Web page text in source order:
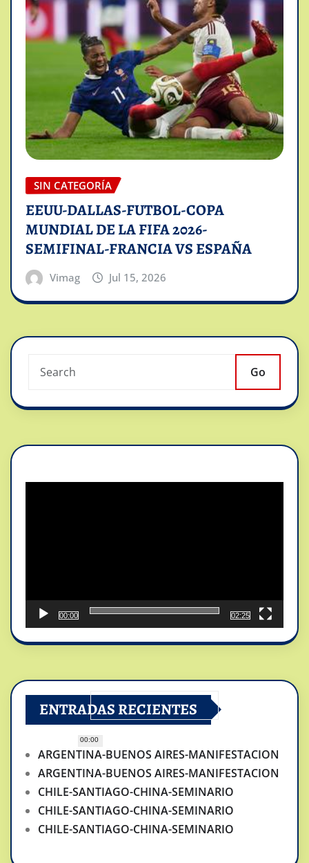
SIN CATEGORÍA
EEUU-DALLAS-FUTBOL-COPA
MUNDIAL DE LA FIFA 2026-
SEMIFINAL-FRANCIA VS ESPAÑA
Vimag Jul 15, 2026
Go
00:00
00:00
02:25
ENTRADAS RECIENTES
ARGENTINA-BUENOS AIRES-MANIFESTACION
ARGENTINA-BUENOS AIRES-MANIFESTACION
CHILE-SANTIAGO-CHINA-SEMINARIO
CHILE-SANTIAGO-CHINA-SEMINARIO
CHILE-SANTIAGO-CHINA-SEMINARIO